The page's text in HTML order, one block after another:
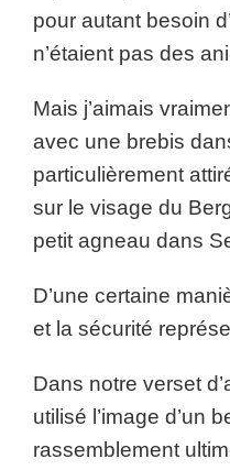
pour autant besoin
n’étaient pas des
Mais j’aimais
avec une brebis
particulièrement
sur le visage du
petit agneau dans
D’une certaine
et la sécurité
Dans notre verset
utilisé l’image d’un
rassemblement